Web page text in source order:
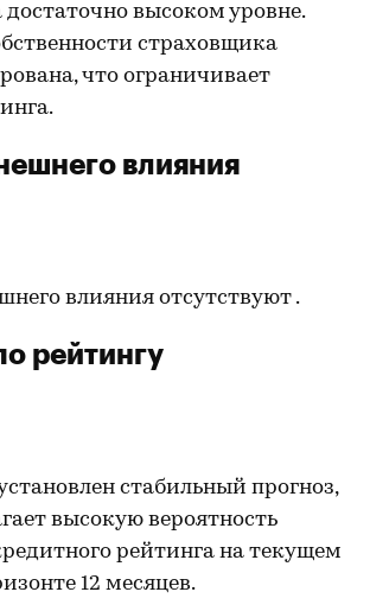
достаточно высоком уровне.
страховщика
что ограничивает
влияния
влияния отсутствуют .
рейтингу
стабильный прогноз,
высокую вероятность
рейтинга на текущем
12 месяцев.